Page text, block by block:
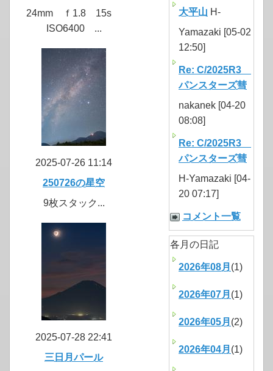
24mm ｆ1.8 15s
ISO6400 ...
2025-07-26 11:14
250726の星空
9枚スタック...
2025-07-28 22:41
三日月パール
大平山 H-
Yamazaki [05-02
12:50]
Re: C/2025R3
パンスターズ彗
nakanek [04-20
08:08]
Re: C/2025R3
パンスターズ彗
H-Yamazaki [04-
20 07:17]
コメント一覧
各月の日記
2026年08月 (1)
2026年07月 (1)
2026年05月 (2)
2026年04月 (1)